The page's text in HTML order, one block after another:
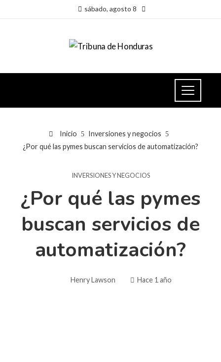
sábado, agosto 8
Inicio
Inversiones y negocios
¿Por qué las pymes buscan servicios de automatización?
INVERSIONES Y NEGOCIOS
¿Por qué las pymes
buscan servicios de
automatización?
Henry Lawson Hace 1 año